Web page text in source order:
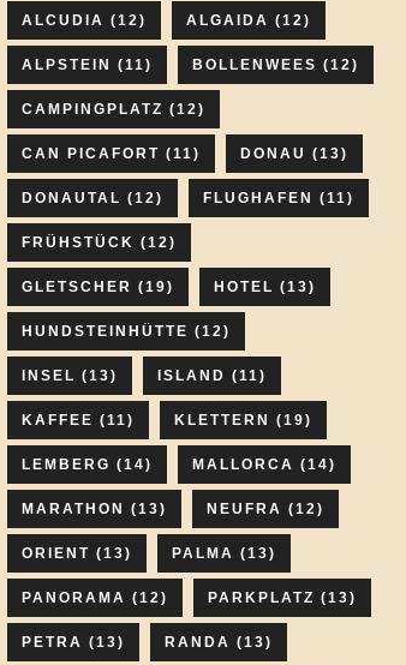
ALCUDIA (12) ALGAIDA (12)
ALPSTEIN (11) BOLLENWEES (12)
CAMPINGPLATZ (12)
CAN PICAFORT (11) DONAU (13)
DONAUTAL (12) FLUGHAFEN (11)
FRÜHSTÜCK (12)
GLETSCHER (19) HOTEL (13)
HUNDSTEINHÜTTE (12)
INSEL (13) ISLAND (11)
KAFFEE (11) KLETTERN (19)
LEMBERG (14) MALLORCA (14)
MARATHON (13) NEUFRA (12)
ORIENT (13) PALMA (13)
PANORAMA (12) PARKPLATZ (13)
PETRA (13) RANDA (13)